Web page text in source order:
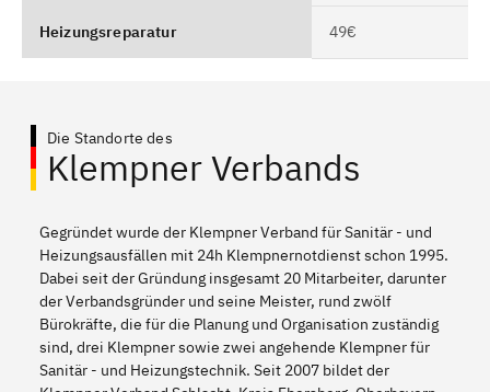
Heizungsreparatur 49€
Die Standorte des
Klempner Verbands
Gegründet wurde der Klempner Verband für Sanitär - und
Heizungsausfällen mit 24h Klempnernotdienst schon 1995.
Dabei seit der Gründung insgesamt 20 Mitarbeiter, darunter
der Verbandsgründer und seine Meister, rund zwölf
Bürokräfte, die für die Planung und Organisation zuständig
sind, drei Klempner sowie zwei angehende Klempner für
Sanitär - und Heizungstechnik. Seit 2007 bildet der